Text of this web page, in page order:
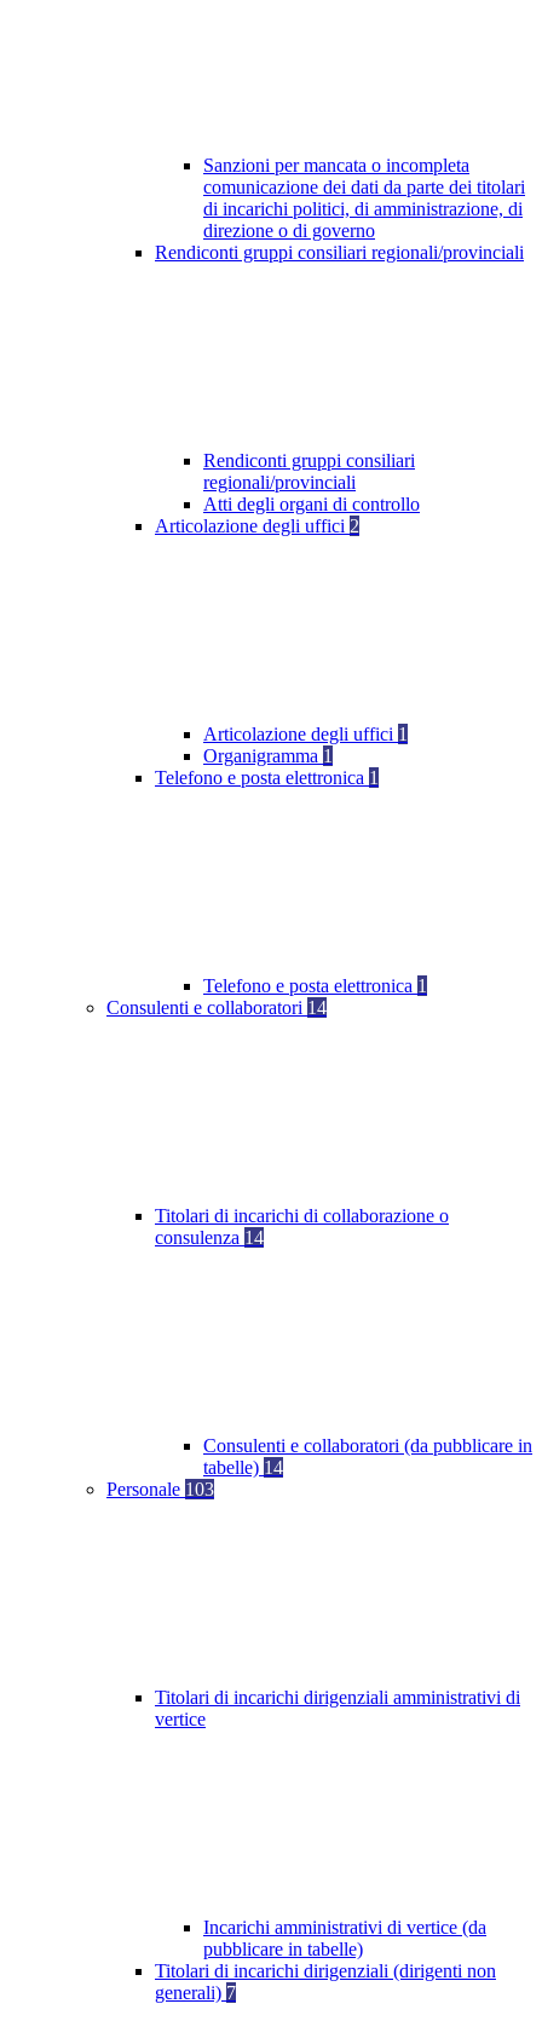
Sanzioni per mancata o incompleta
comunicazione dei dati da parte dei titolari
di incarichi politici, di amministrazione, di
direzione o di governo
Rendiconti gruppi consiliari regionali/provinciali
Rendiconti gruppi consiliari
regionali/provinciali
Atti degli organi di controllo
Articolazione degli uffici 2
Articolazione degli uffici 1
Organigramma 1
Telefono e posta elettronica 1
Telefono e posta elettronica 1
Consulenti e collaboratori 14
Titolari di incarichi di collaborazione o
consulenza 14
Consulenti e collaboratori (da pubblicare in
tabelle) 14
Personale 103
Titolari di incarichi dirigenziali amministrativi di
vertice
Incarichi amministrativi di vertice (da
pubblicare in tabelle)
Titolari di incarichi dirigenziali (dirigenti non
generali) 7